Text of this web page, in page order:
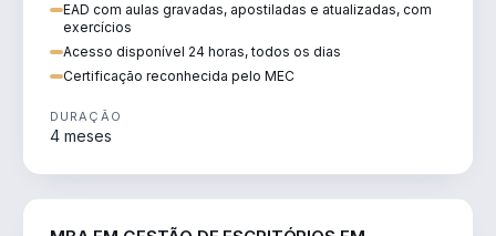
EAD com aulas gravadas, apostiladas e atualizadas, com
exercícios
Acesso disponível 24 horas, todos os dias
Certificação reconhecida pelo MEC
DURAÇÃO
4 meses